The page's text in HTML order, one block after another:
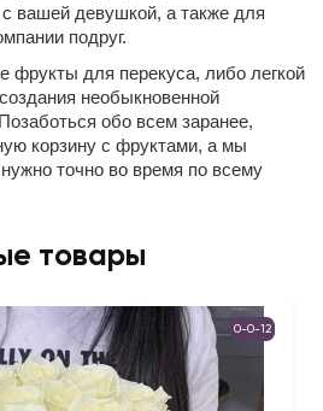
с вашей девушкой, а также для
подруг.
фрукты для перекуса, либо легкой
необыкновенной
обо всем заранее,
корзину с фруктами, а мы
точно во время по всему
товары
0-0-12